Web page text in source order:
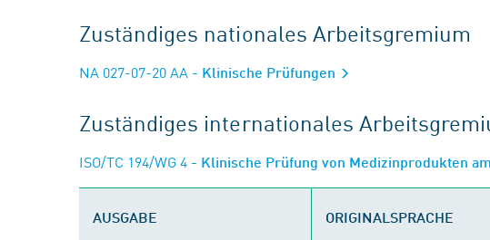
Zuständiges nationales Arbeitsgremium
NA 027-07-20 AA - Klinische Prüfungen
Zuständiges internationales
ISO/TC 194/WG 4 - Klinische Prüfung von Medizinprodukten
AUSGABE ORIGINALSPRACHE